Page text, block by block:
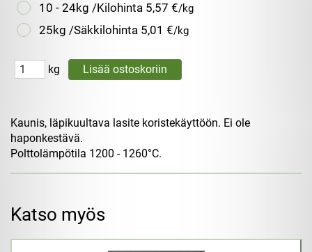
10 - 24kg /Kilohinta 5,57 €/kg
25kg /Säkkilohinta 5,01 €/kg
kg
Kaunis, läpikuultava lasite koristekäyttöön. Ei ole
haponkestävä.
Polttolämpötila 1200 - 1260°C.
Katso myös